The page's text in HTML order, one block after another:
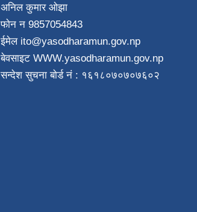
अनिल कुमार ओझा
फाेन न‌ 9857054843
ईमेल ito@yasodharamun.gov.np
बेवसाइट WWW.yasodharamun.gov.np
सन्देश सुचना बाेर्ड न‌ं : १६१८०७०७०७६०२